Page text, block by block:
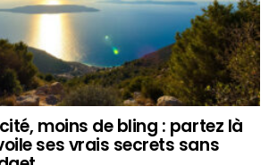
moins de bling : partez là
ses vrais secrets sans